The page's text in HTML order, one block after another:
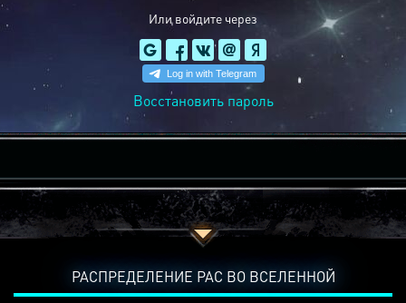
Или войдите через
Восстановить пароль
РАСПРЕДЕЛЕНИЕ РАС ВО ВСЕЛЕННОЙ